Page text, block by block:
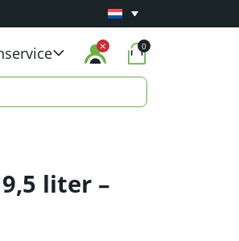
Carry-in garantie
0
liter –